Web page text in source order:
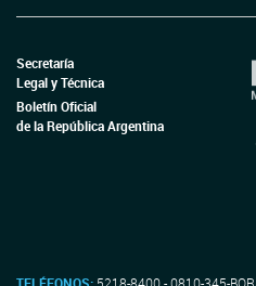
Secretaría
Legal y Técnica
Boletín Oficial
de la República Argentina